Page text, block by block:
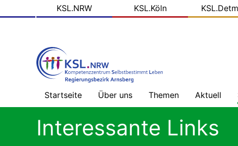
zum
KSLKSL.NRW KSL.Köln
Startseite Über uns
Willkommen
Themen
Gesundheitsversorgung
ohne
Barrieren
Aktuell
Nachrichten
Übersicht
Interessante Links